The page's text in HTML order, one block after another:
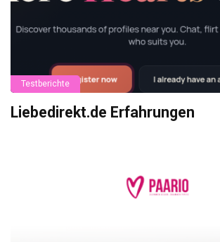
Testberichte
Liebedirekt.de Erfahrungen